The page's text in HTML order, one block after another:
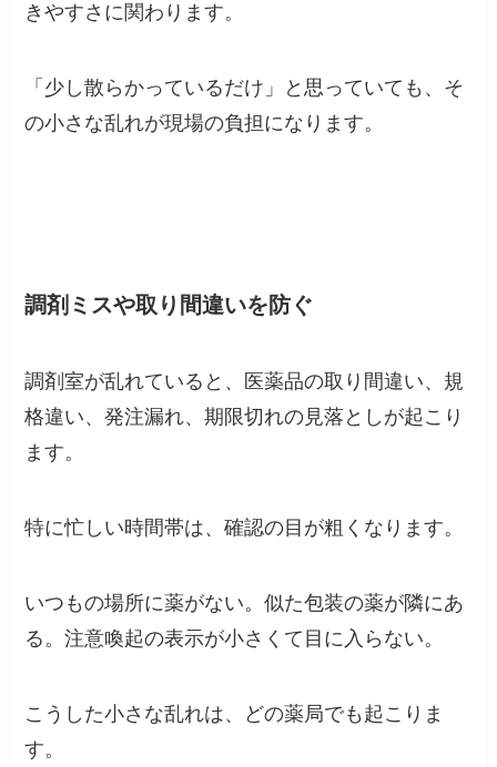
きやすさに関わります。
「少し散らかっているだけ」と思っていても、そ
の小さな乱れが現場の負担になります。
調剤ミスや取り間違いを防ぐ
調剤室が乱れていると、医薬品の取り間違い、規
格違い、発注漏れ、期限切れの見落としが起こり
ます。
特に忙しい時間帯は、確認の目が粗くなります。
いつもの場所に薬がない。似た包装の薬が隣にあ
る。注意喚起の表示が小さくて目に入らない。
こうした小さな乱れは、どの薬局でも起こりま
す。